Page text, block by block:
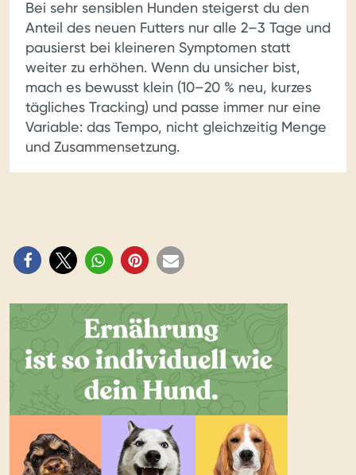
Bei sehr sensiblen Hunden steigerst du den
Anteil des neuen Futters nur alle 2–3 Tage und
pausierst bei kleineren Symptomen statt
weiter zu erhöhen. Wenn du unsicher bist,
mach es bewusst klein (10–20 % neu, kurzes
tägliches Tracking) und passe immer nur eine
Variable: das Tempo, nicht gleichzeitig Menge
und Zusammensetzung.